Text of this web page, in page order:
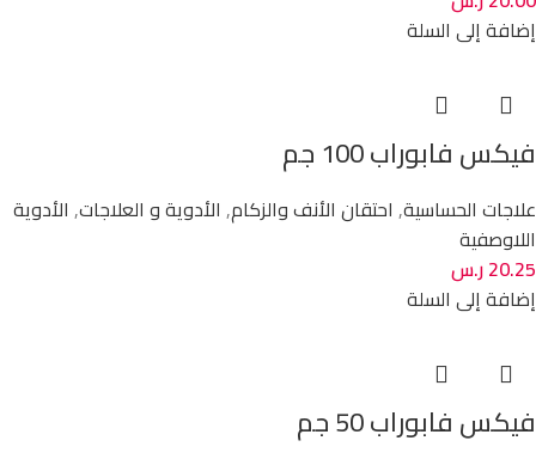
إضافة إلى السلة
فيكس فابوراب 100 جم
علاجات الحساسية, احتقان الأنف والزكام, الأدوية و العلاجات, الأدوية
اللاوصفية
20.25ر.س
إضافة إلى السلة
فيكس فابوراب 50 جم